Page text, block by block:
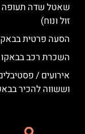
שאטל שדה תעופה
זול ונוח)
הסעה פרטית
השכרת רכב בבאקו
אירועים /
וששווה להכיר